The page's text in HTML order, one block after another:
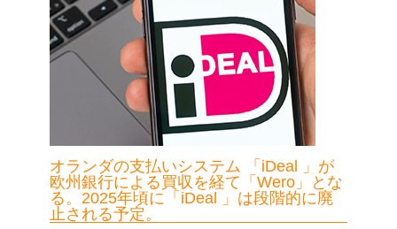
オランダの支払いシステム 「iDeal 」が
欧州銀行による買収を経て「Wero」とな
る。2025年頃に「iDeal 」は段階的に廃
止される予定。